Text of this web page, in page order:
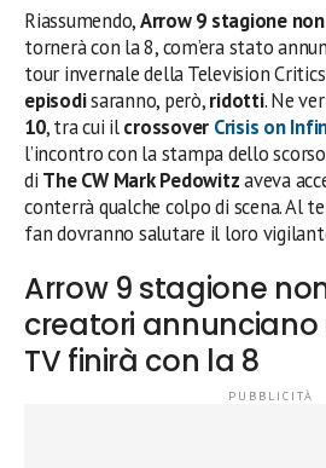
Riassumendo,Arrow 9 stagione
tornerà con la 8, com’era stato
tour invernale della Television
episodisaranno, però,ridotti. Ne
10, tra cui ilcrossover Crisis on
l’incontro con la stampa dello
di The CW Mark Pedowitzaveva
conterrà qualche colpo di scena. Al
fan dovranno salutare il loro
Arrow 9 stagione
creatori annunciano
TV finirà con la 8